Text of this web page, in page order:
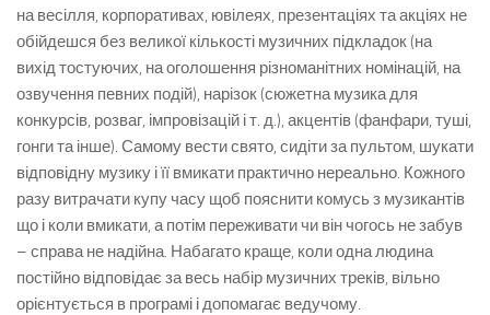
на весілля, корпоративах, ювілеях, презентаціях та акціях не
обійдешся без великої кількості музичних підкладок (на
вихід тостуючих, на оголошення різноманітних номінацій, на
озвучення певних подій), нарізок (сюжетна музика для
конкурсів, розваг, імпровізацій і т. д.), акцентів (фанфари, туші,
гонги та інше). Самому вести свято, сидіти за пультом, шукати
відповідну музику і її вмикати практично нереально. Кожного
разу витрачати купу часу щоб пояснити комусь з музикантів
що і коли вмикати, а потім переживати чи він чогось не забув
– справа не надійна. Набагато краще, коли одна людина
постійно відповідає за весь набір музичних треків, вільно
орієнтується в програмі і допомагає ведучому.